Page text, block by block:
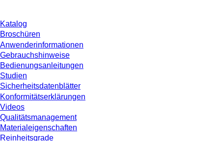
Katalog
Broschüren
Anwenderinformationen
Gebrauchshinweise
Bedienungsanleitungen
Studien
Sicherheitsdatenblätter
Konformitätserklärungen
Videos
Qualitätsmanagement
Materialeigenschaften
Reinheitsgrade